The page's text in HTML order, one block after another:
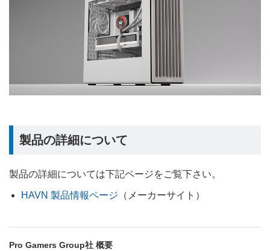
製品の詳細について
製品の詳細については下記ページをご覧下さい。
HAVN 製品情報ページ （メーカーサイト）
Pro Gamers Group社 概要